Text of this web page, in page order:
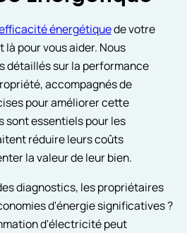
énergétiquede votre
là pour vous aider. Nous
détaillés sur la performance
accompagnés de
pour améliorer cette
sont essentiels pour les
réduire leurs coûts
la valeur de leur bien.
diagnostics, les propriétaires
d'énergie significatives ?
d'électricité peut